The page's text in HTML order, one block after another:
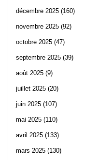
décembre 2025 (160)
novembre 2025 (92)
octobre 2025 (47)
septembre 2025 (39)
août 2025 (9)
juillet 2025 (20)
juin 2025 (107)
mai 2025 (110)
avril 2025 (133)
mars 2025 (130)